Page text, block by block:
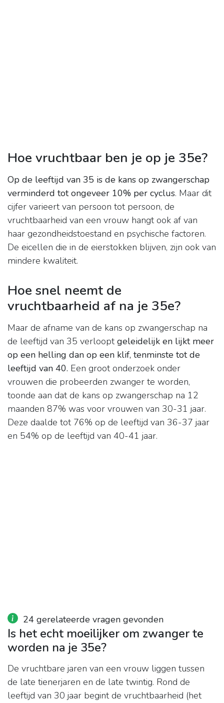
Hoe vruchtbaar ben je op je 35e?
Op de leeftijd van 35 is de kans op zwangerschap
verminderd tot ongeveer 10% per cyclus. Maar dit
cijfer varieert van persoon tot persoon, de
vruchtbaarheid van een vrouw hangt ook af van
haar gezondheidstoestand en psychische factoren.
De eicellen die in de eierstokken blijven, zijn ook van
mindere kwaliteit.
Hoe snel neemt de
vruchtbaarheid af na je 35e?
Maar de afname van de kans op zwangerschap na
de leeftijd van 35 verlooptgeleidelijk en lijkt meer
op een helling dan op een klif, tenminste tot de
leeftijd van 40. Een groot onderzoek onder
vrouwen die probeerden zwanger te worden,
toonde aan dat de kans op zwangerschap na 12
maanden 87% was voor vrouwen van 30-31 jaar.
Deze daalde tot 76% op de leeftijd van 36-37 jaar
en 54% op de leeftijd van 40-41 jaar.
24 gerelateerde vragen gevonden
Is het echt moeilijker om zwanger te
worden na je 35e?
De vruchtbare jaren van een vrouw liggen tussen
de late tienerjaren en de late twintig. Rond de
leeftijd van 30 jaar begint de vruchtbaarheid (het